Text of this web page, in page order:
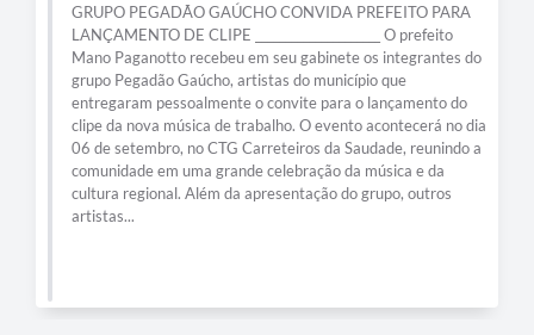
GRUPO PEGADÃO GAÚCHO CONVIDA PREFEITO PARA
LANÇAMENTO DE CLIPE _____________________ O prefeito
Mano Paganotto recebeu em seu gabinete os integrantes do
grupo Pegadão Gaúcho, artistas do município que
entregaram pessoalmente o convite para o lançamento do
clipe da nova música de trabalho. O evento acontecerá no dia
06 de setembro, no CTG Carreteiros da Saudade, reunindo a
comunidade em uma grande celebração da música e da
cultura regional. Além da apresentação do grupo, outros
artistas...